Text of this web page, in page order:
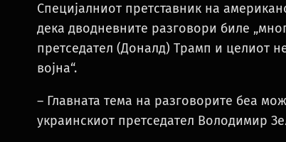
Специјалниот претставник на
дека дводневните разговори биле
претседател (Доналд) Трамп и целиот
војна“.
– Главната тема на разговорите беа
украинскиот претседател Володимир